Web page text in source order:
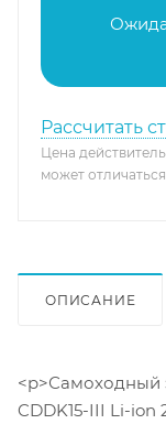
Рассчитать
Цена
может
ОПИСАНИЕ
<p>Самоходный
CDDK15-III Li-ion